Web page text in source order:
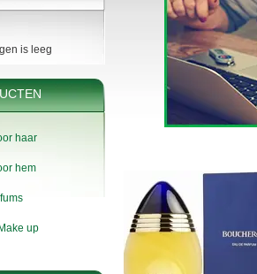
is leeg
haar
hem
up